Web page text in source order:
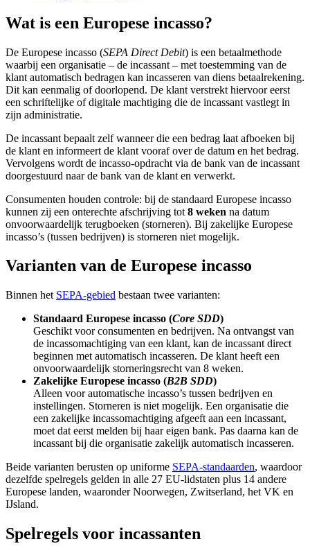
Wat is een Europese incasso?
De Europese incasso (SEPA Direct Debit) is een betaalmethode
waarbij een organisatie – de incassant – met toestemming van de
klant automatisch bedragen kan incasseren van diens betaalrekening.
Dit kan eenmalig of doorlopend. De klant verstrekt hiervoor eerst
een schriftelijke of digitale machtiging die de incassant vastlegt in
zijn administratie.
De incassant bepaalt zelf wanneer die een bedrag laat afboeken bij
de klant en informeert de klant vooraf over de datum en het bedrag.
Vervolgens wordt de incasso-opdracht via de bank van de incassant
doorgestuurd naar de bank van de klant en verwerkt.
Consumenten houden controle: bij de standaard Europese incasso
kunnen zij een onterechte afschrijving tot 8 weken na datum
onvoorwaardelijk terugboeken (storneren). Bij zakelijke Europese
incasso’s (tussen bedrijven) is storneren niet mogelijk.
Varianten van de Europese incasso
Binnen het SEPA-gebied bestaan twee varianten:
Standaard Europese incasso (Core SDD)
Geschikt voor consumenten en bedrijven. Na ontvangst van
de incassomachtiging van een klant, kan de incassant direct
beginnen met automatisch incasseren. De klant heeft een
onvoorwaardelijk storneringsrecht van 8 weken.
Zakelijke Europese incasso (B2B SDD)
Alleen voor automatische incasso’s tussen bedrijven en
instellingen. Storneren is niet mogelijk. Een organisatie die
een zakelijke incassomachtiging afgeeft aan een incassant,
moet dat eerst melden bij haar eigen bank. Pas daarna kan de
incassant bij die organisatie zakelijk automatisch incasseren.
Beide varianten berusten op uniforme SEPA-standaarden, waardoor
dezelfde spelregels gelden in alle 27 EU-lidstaten plus 14 andere
Europese landen, waaronder Noorwegen, Zwitserland, het VK en
IJsland.
Spelregels voor incassanten